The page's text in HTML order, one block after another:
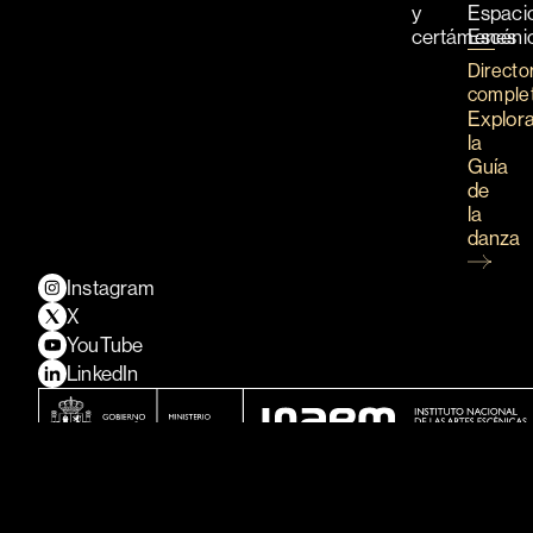
y
certámenes
la
Guía
de
la
danza
Instagram
X
YouTube
LinkedIn